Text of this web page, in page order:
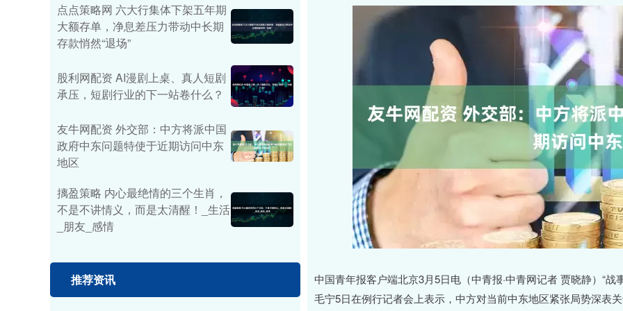
中国青年报客户端北京3月5日电（中青报·中青网记者 贾晓静）“
毛宁5日在例行记者会上表示，中方对当前中东地区紧张局势深表
点点策略网 六大行集体下架五年期
大额存单，净息差压力带动中长期
存款悄然“退场”
股利网配资 AI漫剧上桌、真人短剧
承压，短剧行业的下一站卷什么？
友牛网配资 外交部：中方将派中国
政府中东问题特使于近期访问中东
地区
摛盈策略 内心最绝情的三个生肖，
不是不讲情义，而是太清醒！_生活
_朋友_感情
推荐资讯